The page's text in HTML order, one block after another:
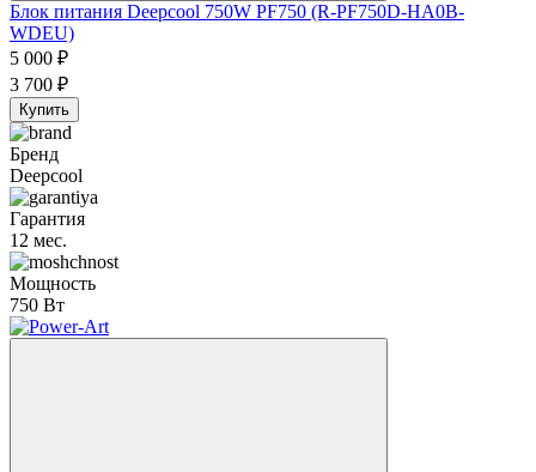
Блок питания Deepcool 750W PF750 (R-PF750D-HA0B-
WDEU)
5 000 ₽
3 700 ₽
Купить
Бренд
Deepcool
Гарантия
12 мес.
Мощность
750 Вт